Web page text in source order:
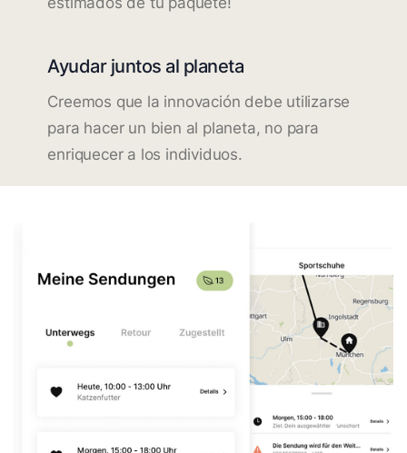
Ayudar juntos al planeta
Creemos que la innovación debe utilizarse
para hacer un bien al planeta, no para
enriquecer a los individuos.